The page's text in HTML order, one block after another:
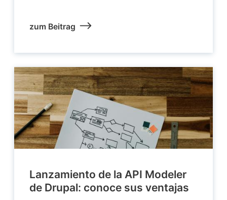
zum Beitrag
Lanzamiento de la API Modeler
de Drupal: conoce sus ventajas